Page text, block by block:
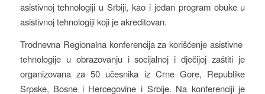
asistivnoj tehnologiji u Srbiji, kao i jedan program obuke u
asistivnoj tehnologiji koji je akreditovan.
Trodnevna Regionalna konferencija za korišćenje asistivne
tehnologije u obrazovanju i socijalnoj i dječijoj zaštiti je
organizovana za 50 učesnika iz Crne Gore, Republike
Srpske, Bosne i Hercegovine i Srbije. Na konferenciji je